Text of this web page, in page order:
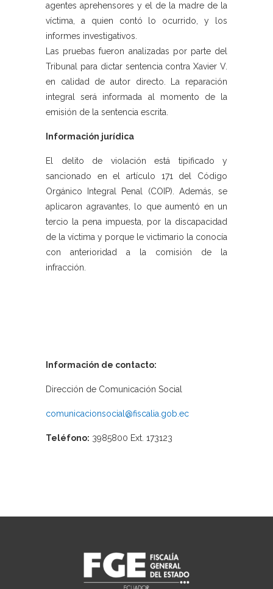
agentes aprehensores y el de la madre de la
víctima, a quien contó lo ocurrido, y los
informes investigativos.
Las pruebas fueron analizadas por parte del
Tribunal para dictar sentencia contra Xavier V.
en calidad de autor directo. La reparación
integral será informada al momento de la
emisión de la sentencia escrita.
Información jurídica
El delito de violación está tipificado y
sancionado en el artículo 171 del Código
Orgánico Integral Penal (COIP). Además, se
aplicaron agravantes, lo que aumentó en un
tercio la pena impuesta, por la discapacidad
de la víctima y porque le victimario la conocía
con anterioridad a la comisión de la
infracción.
Información de contacto:
Dirección de Comunicación Social
comunicacionsocial@fiscalia.gob.ec
Teléfono: 3985800 Ext. 173123